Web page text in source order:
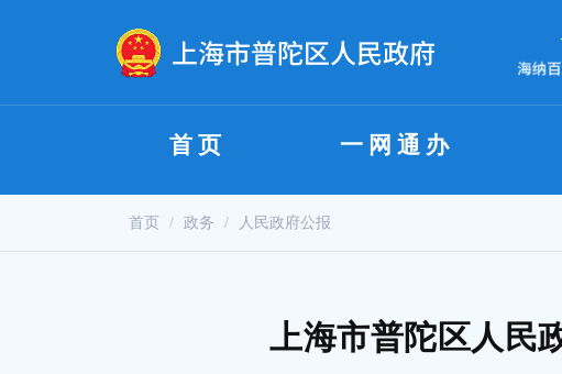
首页 一网通办
首页 政务 人民政府公报
上海市普陀区人民